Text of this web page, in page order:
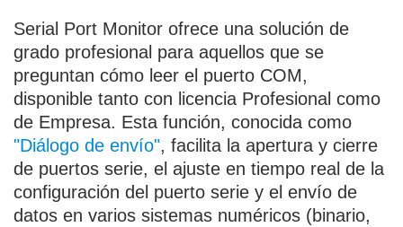
Serial Port Monitor ofrece una solución de
grado profesional para aquellos que se
preguntan cómo leer el puerto COM,
disponible tanto con licencia Profesional como
de Empresa. Esta función, conocida como
"Diálogo de envío", facilita la apertura y cierre
de puertos serie, el ajuste en tiempo real de la
configuración del puerto serie y el envío de
datos en varios sistemas numéricos (binario,